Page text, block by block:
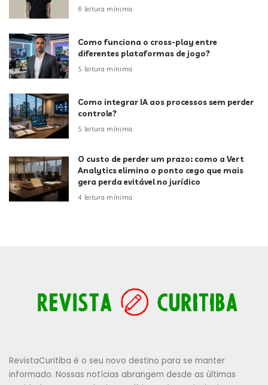
6 leitura mínima
Como funciona o cross-play entre
diferentes plataformas de jogo?
5 leitura mínima
Como integrar IA aos processos sem perder
controle?
5 leitura mínima
O custo de perder um prazo: como a Vert
Analytics elimina o ponto cego que mais
gera perda evitável no jurídico
4 leitura mínima
RevistaCuritiba é o seu novo destino para se manter
informado. Nossas notícias abrangem desde as últimas